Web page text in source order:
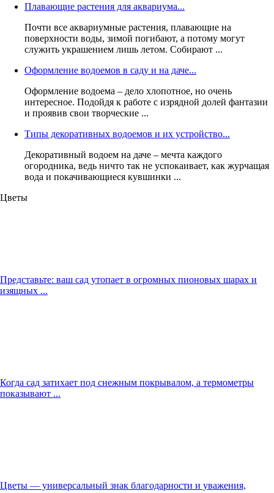
Плавающие растения для аквариума...
Почти все аквариумные растения, плавающие на
поверхности воды, зимой погибают, а потому могут
служить украшением лишь летом. Собирают ...
Оформление водоемов в саду и на даче...
Оформление водоема – дело хлопотное, но очень
интересное. Подойдя к работе с изрядной долей фантазии
и проявив свои творческие ...
Типы декоративных водоемов и их устройство...
Декоративный водоем на даче – мечта каждого
огородника, ведь ничто так не успокаивает, как журчащая
вода и покачивающиеся кувшинки ...
Цветы
Представьте: ваш сад утопает в огромных пионовых шарах и
изящных ...
Когда сад затихает под снежным покрывалом, а термометры
показывают ...
Цветы — универсальный знак благодарности и уважения,